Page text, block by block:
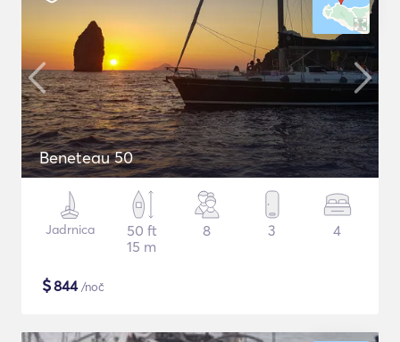
Beneteau 50
Jadrnica
50 ft
15 m
8 3 4
$844/noč